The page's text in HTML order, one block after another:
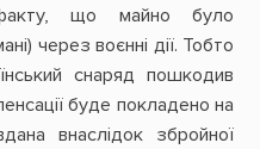
що майно було
через воєнні дії. Тобто
снаряд пошкодив
буде покладено на
внаслідок збройної